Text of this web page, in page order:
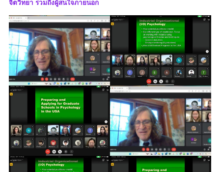
จิตวิทยา รวมถึงผู้สนใจภายนอก